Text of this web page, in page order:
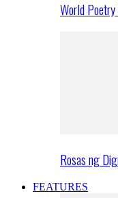
World
Rosas ng
FEATURES